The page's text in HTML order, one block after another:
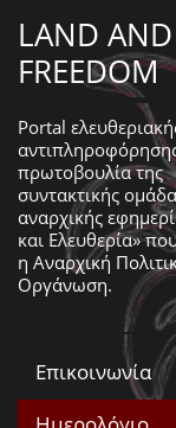
LAND AND
FREEDOM
Portal
πρωτοβουλία της
συντακτικής
αναρχικής
και Ελευθερία»
η Αναρχική
Οργάνωση.
Επικοινωνία